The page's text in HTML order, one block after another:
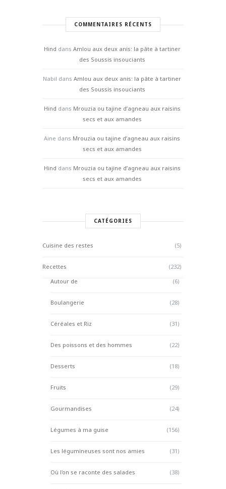
COMMENTAIRES RÉCENTS
Hind dans Amlou aux deux anis: la pâte à tartiner
des Soussis insouciants
Nabil dans Amlou aux deux anis: la pâte à tartiner
des Soussis insouciants
Hind dans Mrouzia ou tajine d’agneau aux raisins
secs et aux amandes
Aine dans Mrouzia ou tajine d’agneau aux raisins
secs et aux amandes
Hind dans Mrouzia ou tajine d’agneau aux raisins
secs et aux amandes
CATÉGORIES
Cuisine des restes (5)
Recettes
(232)
Autour de
(6)
Boulangerie (28)
Céréales et Riz (31)
Des poissons et des hommes (22)
Desserts (18)
Fruits (29)
Gourmandises (24)
Légumes à ma guise (156)
Les légumineuses sont nos amies (31)
Où l'on se raconte des salades (38)